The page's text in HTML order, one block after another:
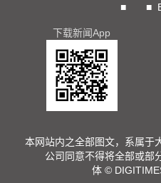
■
■
下载新闻App
本网站内之全部图文，系属于
公司同意不得将全部或部
体 ©